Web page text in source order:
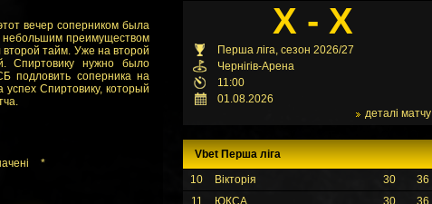
вечер соперником была
небольшим преимуществом
тайм. Уже на второй
Спиртовику нужно было
подловить соперника на
Спиртовику, который
*
X - X
Перша ліга, сезон 2026/27
Чернігів-Арена
11:00
01.08.2026
деталі матчу
Vbet Перша ліга
10
Вікторія 30
36
11
ЮКСА 30 36